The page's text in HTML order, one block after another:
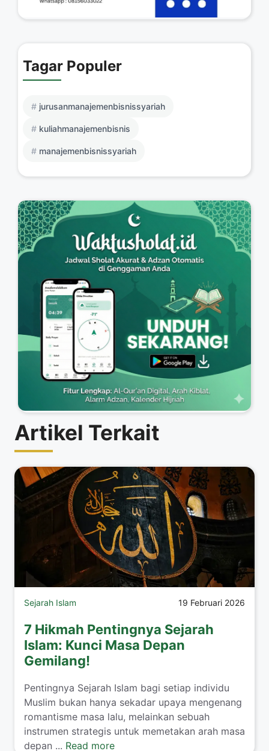
Tagar Populer
jurusanmanajemenbisnissyariah
kuliahmanajemenbisnis
manajemenbisnissyariah
Artikel Terkait
Sejarah Islam 19 Februari 2026
7 Hikmah Pentingnya Sejarah
Islam: Kunci Masa Depan
Gemilang!
Pentingnya Sejarah Islam bagi setiap individu
Muslim bukan hanya sekadar upaya mengenang
romantisme masa lalu, melainkan sebuah
instrumen strategis untuk memetakan arah masa
depan ... Read more